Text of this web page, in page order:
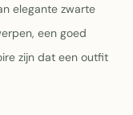
elegante zwarte
een goed
zijn dat een outfit